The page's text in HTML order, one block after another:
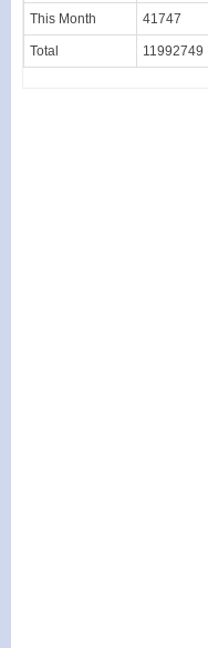
This Month 41747
Total 11992749